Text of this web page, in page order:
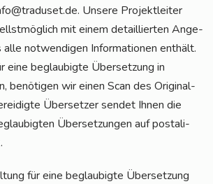
Unse­re Pro­jekt­lei­ter
mit einem detail­lier­ten Ange­
not­wen­di­gen Infor­ma­tio­nen ent­hält.
eine beglau­big­te Über­set­zung in
benö­ti­gen wir einen Scan des Ori­gi­nal-
Über­set­zer sen­det Ihnen die
Über­set­zun­gen auf pos­ta­li­
für eine beglau­big­te Über­set­zung